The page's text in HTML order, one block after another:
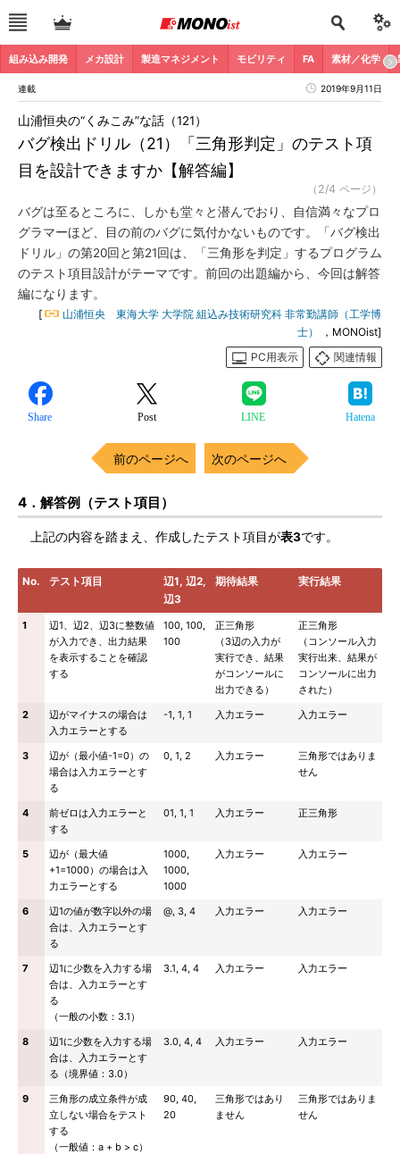
組み込み開発 メカ設計 製造マネジメント モビリティ FA 素材／化学
連載 2019年9月11日
バグ検出ドリル（21）「三角形判定」のテスト項
目を設計できますか【解答編】
山浦恒央の“くみこみ”な話（121）
（2/4 ページ）
バグは至るところに、しかも堂々と潜んでおり、自信満々なプロ
グラマーほど、目の前のバグに気付かないものです。「バグ検出
ドリル」の第20回と第21回は、「三角形を判定」するプログラム
のテスト項目設計がテーマです。前回の出題編から、今回は解答
編になります。
[
山浦恒央 東海大学 大学院 組込み技術研究科 非常勤講師（工学博
士）
，MONOist]
PC用表示
関連情報
Share Post LINE Hatena
前のページへ 次のページへ
4．解答例（テスト項目）
上記の内容を踏まえ、作成したテスト項目が表3です。
No. テスト項目
辺1, 辺2,
辺3
期待結果 実行結果
1
辺1、辺2、辺3に整数値
が入力でき、出力結果
を表示することを確認
する
100, 100,
100
正三角形
（3辺の入力が
実行でき、結果
がコンソールに
出力できる）
正三角形
（コンソール入力
実行出来、結果が
コンソールに出力
された）
2
辺がマイナスの場合は
入力エラーとする
-1, 1, 1 入力エラー 入力エラー
3
辺が（最小値-1=0）の
場合は入力エラーとす
る
0, 1, 2 入力エラー
三角形ではありま
せん
4
前ゼロは入力エラーと
する
01, 1, 1 入力エラー 正三角形
5
辺が（最大値
+1=1000）の場合は入
力エラーとする
1000,
1000,
1000
入力エラー 入力エラー
6
辺1の値が数字以外の場
合は、入力エラーとす
る
@, 3, 4 入力エラー 入力エラー
7
辺1に少数を入力する場
合は、入力エラーとす
る
（一般の小数：3.1）
3.1, 4, 4 入力エラー 入力エラー
8
辺1に少数を入力する場
合は、入力エラーとす
る（境界値：3.0）
3.0, 4, 4 入力エラー 入力エラー
9
三角形の成立条件が成
立しない場合をテスト
する
（一般値：a + b > c）
90, 40,
20
三角形ではあり
ません
三角形ではありま
せん